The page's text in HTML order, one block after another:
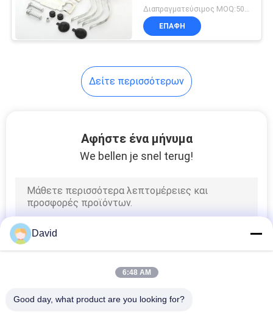
φρένων υψηλής
επίδοσης
Διαπραγματεύσιμος MOQ:50 σύνολα
ΕΠΑΦΉ
Δείτε περισσότερων
Αφήστε ένα μήνυμα
We bellen je snel terug!
David
6:48 AM
Good day, what product are you looking for?